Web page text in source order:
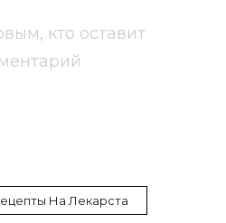
кто оставит
На Лекарста